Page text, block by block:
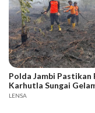
Polda Jambi Pastikan
Karhutla Sungai
LENSA